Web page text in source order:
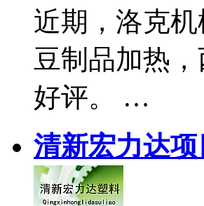
近期，洛克
豆制品加热
好评。 …
清新宏力达项